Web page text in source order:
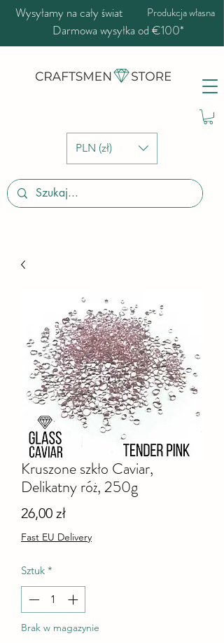
PLN (zł)
Wysyłamy na cały świat Produkcja własna
Darmowa wysyłka od €100*
Kruszone szkło Caviar,
Delikatny róż, 250g
26,00 złCena
Fast EU Delivery
Sztuk *
Brak w magazynie